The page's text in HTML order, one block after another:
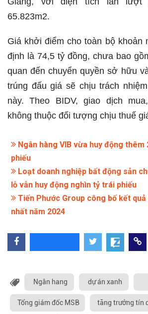
65.823m2.
Giá khởi điểm cho toàn bộ khoản
định là 74,5 tỷ đồng, chưa bao
quan đến chuyển quyền sở hữu
trúng đấu giá sẽ chịu trách
này. Theo BIDV, giao dịch
không thuộc đối tượng chịu thuế
Ngân hàng VIB vừa huy động
phiếu
Loạt doanh nghiệp bất động sản
lỗ vẫn huy động nghìn tỷ trái phiếu
Tiến Phước Group công bố kết
nhất năm 2024
Ngân hang dự án xanh
Tổng giám đốc MSB tăng trưởng tín